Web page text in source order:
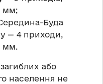
мм;
Буда
— 4 приходи,
мм.
або
населення не